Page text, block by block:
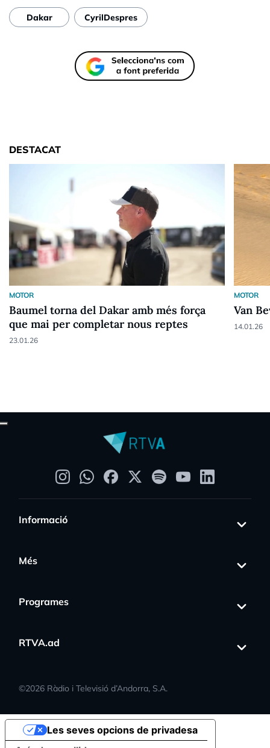
Dakar CyrilDespres
DESTACAT
MOTOR
Baumel torna del Dakar amb més força
que mai per completar nous reptes
23.01.26
MOTOR
Van
14.01.26
Informació
Més
Programes
RTVA.ad
©2026 Ràdio i Televisió d’Andorra, S.A.
Les seves opcions de privadesa